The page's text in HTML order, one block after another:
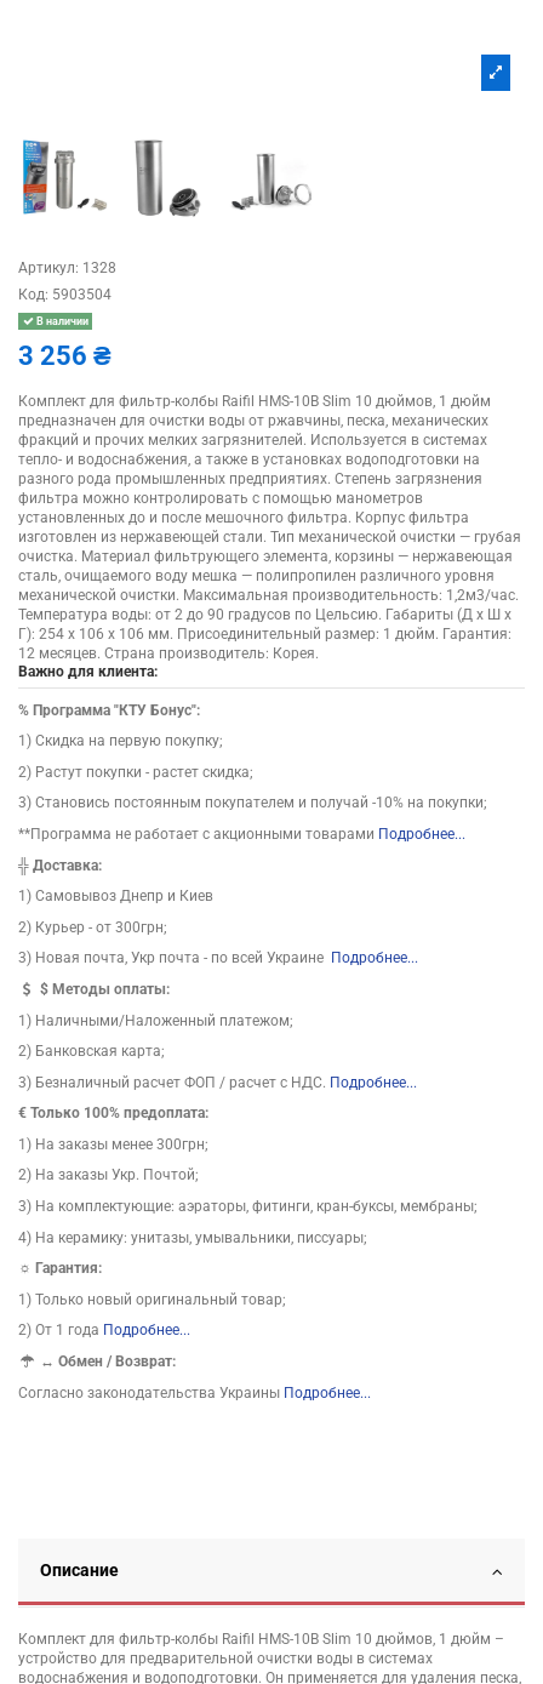
Артикул: 1328
Код: 5903504
В наличии
3 256 ₴
Комплект для фильтр-колбы Raifil HMS-10B Slim 10 дюймов, 1 дюйм
предназначен для очистки воды от ржавчины, песка, механических
фракций и прочих мелких загрязнителей. Используется в системах
тепло- и водоснабжения, а также в установках водоподготовки на
разного рода промышленных предприятиях. Степень загрязнения
фильтра можно контролировать с помощью манометров
установленных до и после мешочного фильтра. Корпус фильтра
изготовлен из нержавеющей стали. Тип механической очистки — грубая
очистка. Материал фильтрующего элемента, корзины — нержавеющая
сталь, очищаемого воду мешка — полипропилен различного уровня
механической очистки. Максимальная производительность: 1,2м3/час.
Температура воды: от 2 до 90 градусов по Цельсию. Габариты (Д х Ш х
Г): 254 х 106 х 106 мм. Присоединительный размер: 1 дюйм. Гарантия:
12 месяцев. Страна производитель: Корея.
Важно для клиента:
% Программа "КТУ Бонус":
1) Скидка на первую покупку;
2) Растут покупки - растет скидка;
3) Становись постоянным покупателем и получай -10% на покупки;
**Программа не работает с акционными товарами Подробнее...
╬ Доставка:
1) Самовывоз Днепр и Киев
2) Курьер - от 300грн;
3) Новая почта, Укр почта - по всей Украине Подробнее...
$ Методы оплаты:
1) Наличными/Наложенный платежом;
2) Банковская карта;
3) Безналичный расчет ФОП / расчет с НДС. Подробнее...
€ Только 100% предоплата:
1) На заказы менее 300грн;
2) На заказы Укр. Почтой;
3) На комплектующие: аэраторы, фитинги, кран-буксы, мембраны;
4) На керамику: унитазы, умывальники, писсуары;
☼ Гарантия:
1) Только новый оригинальный товар;
2) От 1 года Подробнее...
↔Обмен / Возврат:
Согласно законодательства Украины Подробнее...
Описание
Комплект для фильтр-колбы Raifil HMS-10B Slim 10 дюймов, 1 дюйм –
устройство для предварительной очистки воды в системах
водоснабжения и водоподготовки. Он применяется для удаления песка,